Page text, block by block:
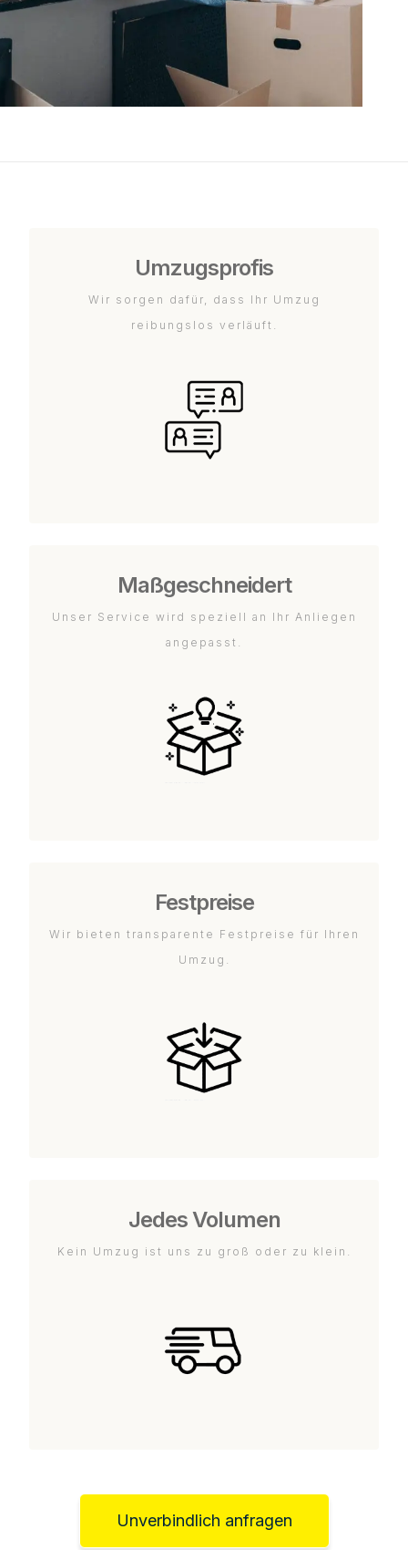
Umzugsprofis
Wir sorgen dafür, dass Ihr Umzug
reibungslos verläuft.
Maßgeschneidert
Unser Service wird speziell an Ihr Anliegen
angepasst.
Festpreise
Wir bieten transparente Festpreise für Ihren
Umzug.
Jedes Volumen
Kein Umzug ist uns zu groß oder zu klein.
Unverbindlich anfragen